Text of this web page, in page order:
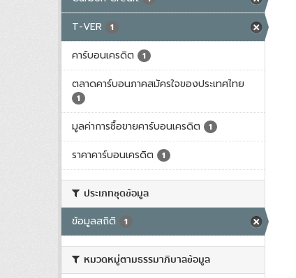
T-VER 1
คาร์บอนเครดิต 1
ตลาดคาร์บอนภาคสมัครใจของประเทศไทย
1
มูลค่าการซื้อขายคาร์บอนเครดิต 1
ราคาคาร์บอนเครดิต 1
ประเภทชุดข้อมูล
ข้อมูลสถิติ 1
หมวดหมู่ตามธรรมาภิบาลข้อมูล